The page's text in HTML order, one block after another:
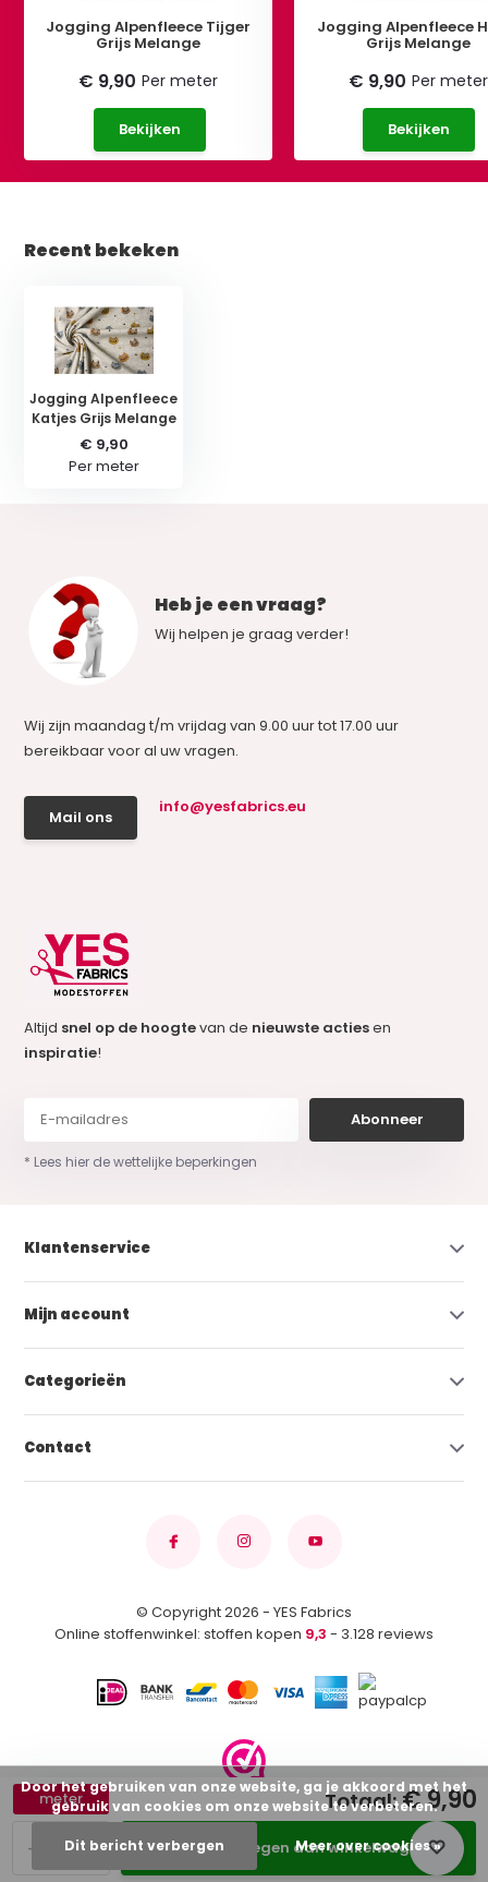
+
-
meter
Toevoegen aan winkelwagen
Totaal:€ 9,90
Jogging Alpenfleece Tijger
Grijs Melange
€ 9,90 Per meter
Bekijken
Jogging Alpenfleece
Grijs Melange
€ 9,90 Per meter
Bekijken
Recent bekeken
Jogging Alpenfleece
Katjes Grijs Melange
€ 9,90
Per meter
Heb je een vraag?
Wij helpen je graag verder!
Wij zijn maandag t/m vrijdag van 9.00 uur tot 17.00 uur
bereikbaar voor al uw vragen.
Mail ons
info@yesfabrics.eu
Altijd snel op de hoogtevan de nieuwste actiesen
inspiratie!
Abonneer
* Lees hier de wettelijke beperkingen
Klantenservice
Mijn account
Categorieën
Contact
© Copyright 2026 - YES Fabrics
Online stoffenwinkel: stoffen kopen 9,3 - 3.128 reviews
Door het gebruiken van onze website, ga je akkoord met het
gebruik van cookies om onze website te verbeteren.
Dit bericht verbergen Meer over cookies »